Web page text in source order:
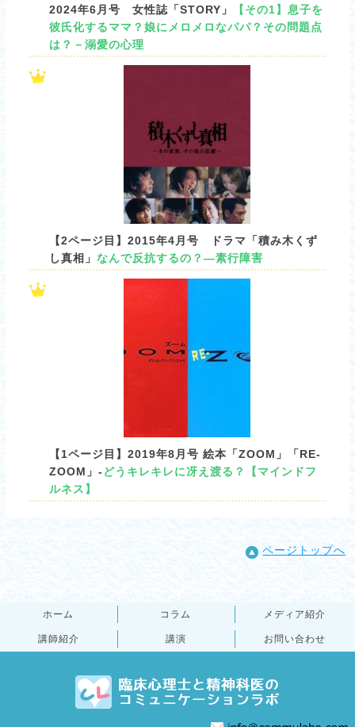
2024年6月号 女性誌「STORY」
【その1】息子を
彼氏化するママ？娘にメロメロなパパ？その問題点
は？－溺愛の心理
【2ページ目】2015年4月号 ドラマ「積み木くず
し真相」 なんで反抗するの？―素行障害
【1ページ目】2019年8月号 絵本「ZOOM」「RE-
ZOOM」- どうキレキレに冴え渡る？【マインドフ
ルネス】
ページトップへ
ホーム コラム メディア紹介
講師紹介 講演 お問い合わせ